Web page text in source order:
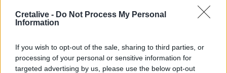
Cretalive - Do Not Process My Personal
Information
If you wish to opt-out of the sale, sharing to third parties, or
processing of your personal or sensitive information for
targeted advertising by us, please use the below opt-out
Best of Crete